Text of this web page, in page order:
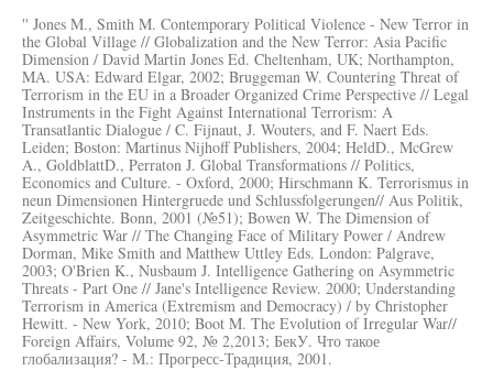
'' Jones M., Smith M. Contemporary Political Violence - New Terror in
the Global Village // Globalization and the New Terror: Asia Pacific
Dimension / David Martin Jones Ed. Cheltenham, UK; Northampton,
MA. USA: Edward Elgar, 2002; Bruggeman W. Countering Threat of
Terrorism in the EU in a Broader Organized Crime Perspective // Legal
Instruments in the Fight Against International Terrorism: A
Transatlantic Dialogue / C. Fijnaut, J. Wouters, and F. Naert Eds.
Leiden; Boston: Martinus Nijhoff Publishers, 2004; HeldD., McGrew
A., GoldblattD., Perraton J. Global Transformations // Politics,
Economics and Culture. - Oxford, 2000; Hirschmann K. Terrorismus in
neun Dimensionen Hintergruede und Schlussfolgerungen// Aus Politik,
Zeitgeschichte. Bonn, 2001 (№51); Bowen W. The Dimension of
Asymmetric War // The Changing Face of Military Power / Andrew
Dorman, Mike Smith and Matthew Uttley Eds. London: Palgrave,
2003; O'Brien K., Nusbaum J. Intelligence Gathering on Asymmetric
Threats - Part One // Jane's Intelligence Review. 2000; Understanding
Terrorism in America (Extremism and Democracy) / by Christopher
Hewitt. - New York, 2010; Boot M. The Evolution of Irregular War//
Foreign Affairs, Volume 92, № 2,2013; БекУ. Что такое
глобализация? - М.: Прогресс-Традиция, 2001.